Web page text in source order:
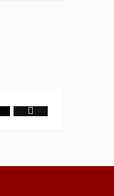
TikTok